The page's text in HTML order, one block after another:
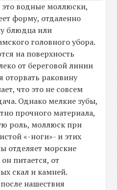
водные моллюски,
форму, отдаленно
блюдца или
головного убора.
на поверхность
от береговой линии
оторвать раковину
что это не совсем
Однако мелкие зубы,
прочного материала,
роль, моллюск при
«-ноги»- и этих
отделяет морские
питается, от
скал и камней.
нашествия